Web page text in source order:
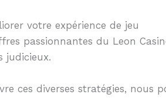
votre expérience de jeu
passionnantes du Leon
judicieux.
ces diverses stratégies, nous